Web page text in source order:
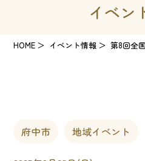
イベン
HOME イベント情報 第8回全
府中市 地域イベント